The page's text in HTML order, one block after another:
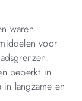
waren
voor
beperkt in
langzame en